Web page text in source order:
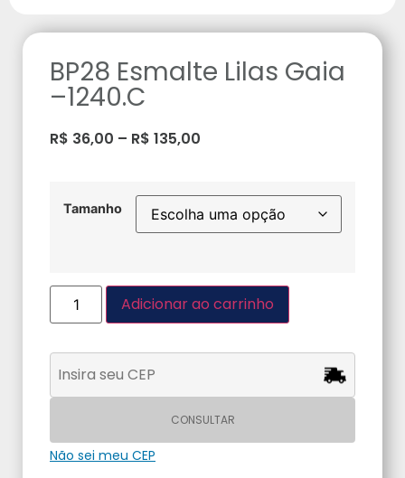
BP28 Esmalte Lilas Gaia
–1240.C
R$ 36,00 – R$ 135,00
Tamanho
Adicionar ao carrinho
CONSULTAR
Não sei meu CEP